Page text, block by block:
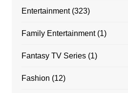
Entertainment(323)
Family Entertainment(1)
Fantasy TV Series(1)
Fashion (12)